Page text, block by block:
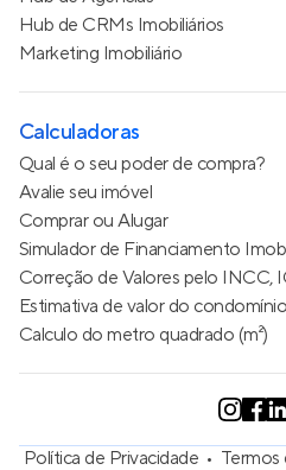
Hub de CRMs Imobiliários
Marketing Imobiliário
Calculadoras
Qual é o seu poder de compra?
Avalie seu imóvel
Comprar ou Alugar
Simulador de Financiamento
Correção de Valores pelo INCC,
Estimativa de valor do condomínio
Calculo do metro quadrado (m²)
Política de Privacidade Termos